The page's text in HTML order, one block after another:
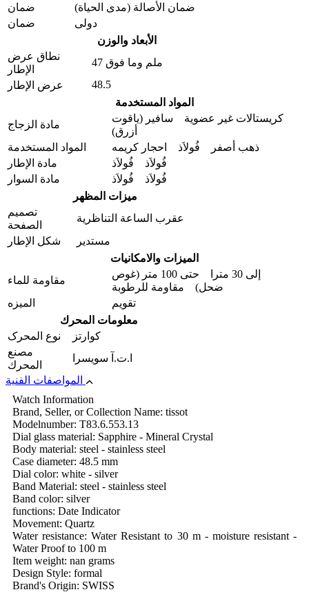
ضمان
ضمان الأصالة (مدى الحیاة)
ضمان
دولی
الأبعاد والوزن
نطاق عرض
الإطار
47 ملم وما فوق
عرض الإطار
48.5
المواد المستخدمة
مادة الزجاج
كريستالات غير عضوية سافير (ياقوت
أزرق)
المواد المستخدمة
ذهب أصفر فُولاَذ احجار کریمه
مادة الإطار
فُولاَذ فُولاَذ
مادة السوار
فُولاَذ فُولاَذ
ميزات المظهر
تصميم
الصفحة
عقرب الساعة التناظرية
شكل الإطار
مستدير
الميزات والامکانیات
مقاومة للماء
إلى 30 مترا حتى 100 متر (غوص
ضحل) مقاومة للرطوبة
المیزه
تقويم
معلومات المحرك
نوع المحرک
كوارتز
مصنع
المحرك
ا.ت.آ سويسرا
Watch Information
Brand, Seller, or Collection Name: tissot
Modelnumber: T83.6.553.13
Dial glass material: Sapphire - Mineral Crystal
Body material: steel - stainless steel
Case diameter: 48.5 mm
Dial color: white - silver
Band Material: steel - stainless steel
Band color: silver
functions: Date Indicator
Movement: Quartz
Water resistance: Water Resistant to 30 m - moisture resistant -
Water Proof to 100 m
Item weight: nan grams
Design Style: formal
Brand's Origin: SWISS